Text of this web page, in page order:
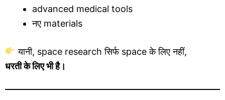
advanced medical tools
नए materials
यानी, space research सिर्फ space के लिए नहीं,
धरती के लिए भी है।